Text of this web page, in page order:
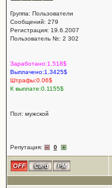
Группа: Пользователи
Сообщений: 279
Регистрация: 19.6.2007
Пользователь №: 2 302
Заработано:1.518$
Выплачено:1.3425$
Штрафы:0.06$
К выплате:0.1155$
Пол: мужской
Репутация: 0